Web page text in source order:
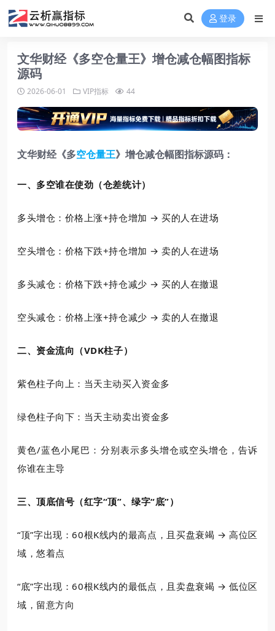
登录
文华财经《多空仓量王》增仓减仓幅图指标
源码
2026-06-01 VIP指标 44
文华财经《多空仓量王》增仓减仓幅图指标源码：
一、多空谁在使劲（仓差统计）
多头增仓：价格上涨+持仓增加 → 买的人在进场
空头增仓：价格下跌+持仓增加 → 卖的人在进场
多头减仓：价格下跌+持仓减少 → 买的人在撤退
空头减仓：价格上涨+持仓减少 → 卖的人在撤退
二、资金流向（VDK柱子）
紫色柱子向上：当天主动买入资金多
绿色柱子向下：当天主动卖出资金多
黄色/蓝色小尾巴：分别表示多头增仓或空头增仓，告诉
你谁在主导
三、顶底信号（红字“顶”、绿字“底”）
“顶”字出现：60根K线内的最高点，且买盘衰竭 → 高位区
域，悠着点
“底”字出现：60根K线内的最低点，且卖盘衰竭 → 低位区
域，留意方向